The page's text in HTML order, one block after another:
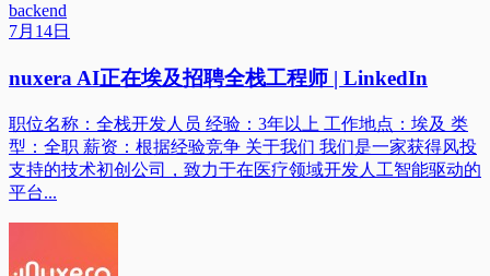
backend
7月14日
nuxera AI正在埃及招聘全栈工程师 | LinkedIn
职位名称：全栈开发人员 经验：3年以上 工作地点：埃及 类
型：全职 薪资：根据经验竞争 关于我们 我们是一家获得风投
支持的技术初创公司，致力于在医疗领域开发人工智能驱动的
平台...